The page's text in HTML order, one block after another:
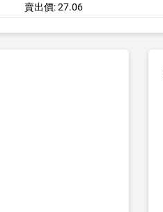
賣出價:27.06